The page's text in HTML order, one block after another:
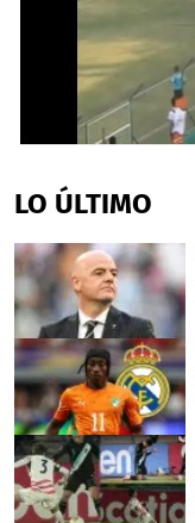
of
23
LO ÚLTIMO